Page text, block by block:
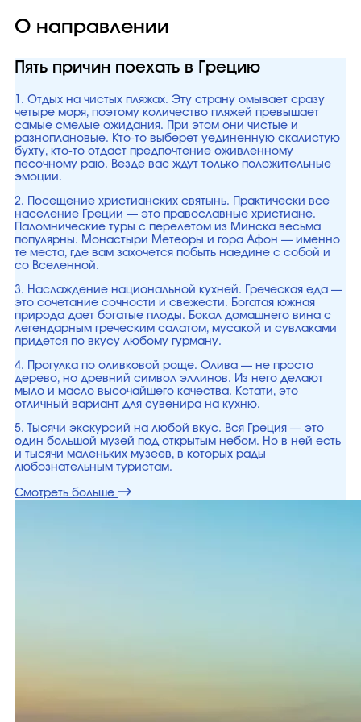
О направлении
Пять причин поехать в Грецию
1. Отдых на чистых пляжах. Эту страну омывает сразу
четыре моря, поэтому количество пляжей превышает
самые смелые ожидания. При этом они чистые и
разноплановые. Кто-то выберет уединенную скалистую
бухту, кто-то отдаст предпочтение оживленному
песочному раю. Везде вас ждут только положительные
эмоции.
2. Посещение христианских святынь. Практически все
население Греции — это православные христиане.
Паломнические туры с перелетом из Минска весьма
популярны. Монастыри Метеоры и гора Афон — именно
те места, где вам захочется побыть наедине с собой и
со Вселенной.
3. Наслаждение национальной кухней. Греческая еда —
это сочетание сочности и свежести. Богатая южная
природа дает богатые плоды. Бокал домашнего вина с
легендарным греческим салатом, мусакой и сувлаками
придется по вкусу любому гурману.
4. Прогулка по оливковой роще. Олива — не просто
дерево, но древний символ эллинов. Из него делают
мыло и масло высочайшего качества. Кстати, это
отличный вариант для сувенира на кухню.
5. Тысячи экскурсий на любой вкус. Вся Греция — это
один большой музей под открытым небом. Но в ней есть
и тысячи маленьких музеев, в которых рады
любознательным туристам.
Смотреть больше